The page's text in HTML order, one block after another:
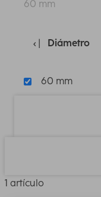
60 mm
Diámetro
60 mm
1 artículo